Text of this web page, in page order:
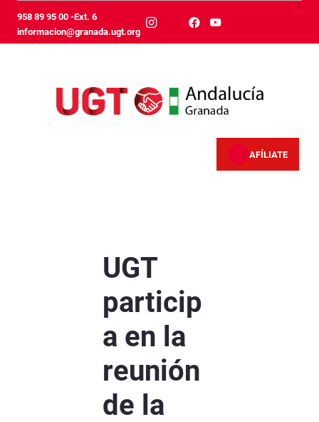
Salta al contingut principal
958 89 95 00 -Ext. 6
informacion@granada.ugt.org
AFÍLIATE
UGT
particip
a en la
reunión
de la